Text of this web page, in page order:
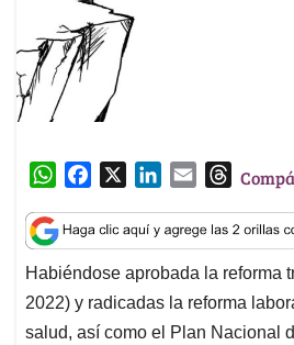
W
a
t
s
A
p
c
e
b
o
o
n
k
e
d
I
a
i
l
T
r
e
a
d
s
Habiéndose aprobada la reforma
2022) y radicadas la reforma
salud, así como el Plan Nacional